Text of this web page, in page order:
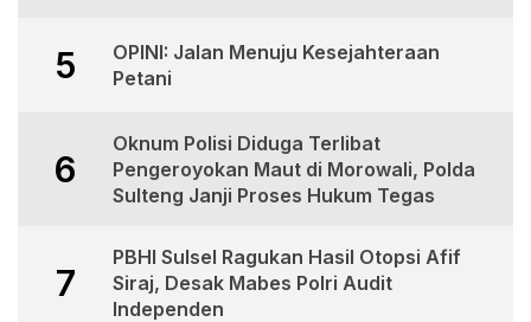
5
OPINI: Jalan Menuju Kesejahteraan
Petani
6
Oknum Polisi Diduga Terlibat
Pengeroyokan Maut di Morowali, Polda
Sulteng Janji Proses Hukum Tegas
7
PBHI Sulsel Ragukan Hasil Otopsi Afif
Siraj, Desak Mabes Polri Audit
Independen